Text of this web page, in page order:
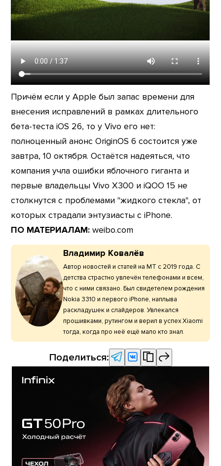
Причём если у Apple был запас времени для
внесения исправлений в рамках длительного
бета-теста iOS 26, то у Vivo его нет:
полноценный анонс OriginOS 6 состоится уже
завтра, 10 октября. Остаётся надеяться, что
компания учла ошибки яблочного гиганта и
первые владельцы Vivo X300 и iQOO 15 не
столкнутся с проблемами "жидкого стекла", от
которых страдали энтузиасты с iPhone.
ПО МАТЕРИАЛАМ: weibo.com
Владимир Ковалёв
Автор новостей и статей на МТ с 2019 года. С
детства страстно увлечён телефонами и всем,
что с ними связано. Был свидетелем рождения
Nokia 3310 и первого iPhone, наплыва
раскладушек и слайдеров. Увлекался
прошивками, рутингом и верил в успех Xiaomi
тогда, когда про неё ещё мало кто знал.
Поделиться: